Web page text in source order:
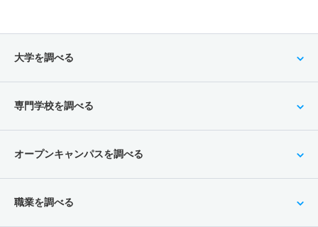
大学を調べる
専門学校を調べる
オープンキャンパスを調べる
職業を調べる